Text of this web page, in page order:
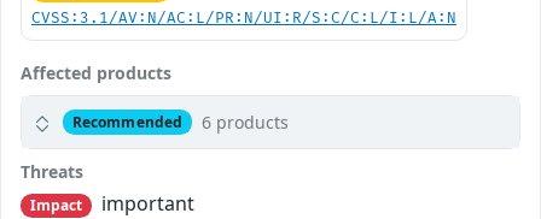
CVSS:3.1/AV:N/AC:L/PR:N/UI:R/S:C/C:L/I:L/A:N
Affected products
Recommended 6 products
Threats
Impact
important